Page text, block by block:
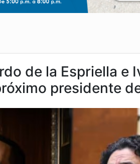
de la Espriella e
presidente